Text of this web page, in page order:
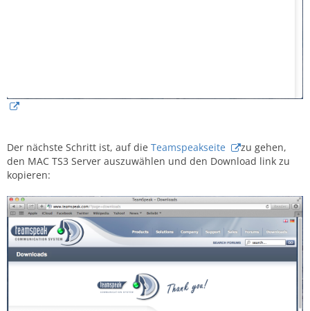
Der nächste Schritt ist, auf die Teamspeakseite
zu gehen,
den MAC TS3 Server auszuwählen und den Download link zu
kopieren: